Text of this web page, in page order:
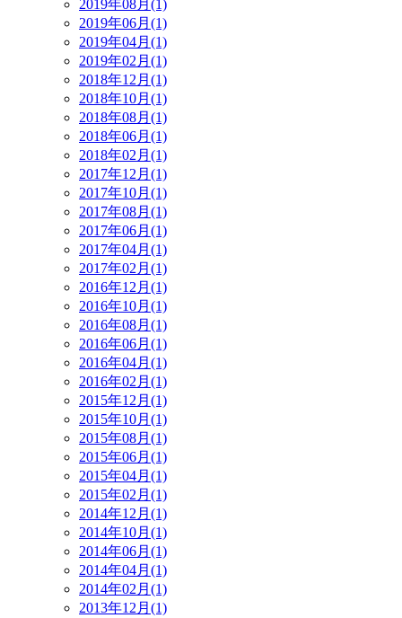
2019年08月(1)
2019年06月(1)
2019年04月(1)
2019年02月(1)
2018年12月(1)
2018年10月(1)
2018年08月(1)
2018年06月(1)
2018年02月(1)
2017年12月(1)
2017年10月(1)
2017年08月(1)
2017年06月(1)
2017年04月(1)
2017年02月(1)
2016年12月(1)
2016年10月(1)
2016年08月(1)
2016年06月(1)
2016年04月(1)
2016年02月(1)
2015年12月(1)
2015年10月(1)
2015年08月(1)
2015年06月(1)
2015年04月(1)
2015年02月(1)
2014年12月(1)
2014年10月(1)
2014年06月(1)
2014年04月(1)
2014年02月(1)
2013年12月(1)